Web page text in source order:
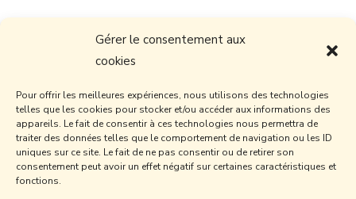
Gérer le consentement aux
cookies
Pour offrir les meilleures expériences, nous utilisons des technologies
telles que les cookies pour stocker et/ou accéder aux informations des
appareils. Le fait de consentir à ces technologies nous permettra de
traiter des données telles que le comportement de navigation ou les ID
uniques sur ce site. Le fait de ne pas consentir ou de retirer son
consentement peut avoir un effet négatif sur certaines caractéristiques et
fonctions.